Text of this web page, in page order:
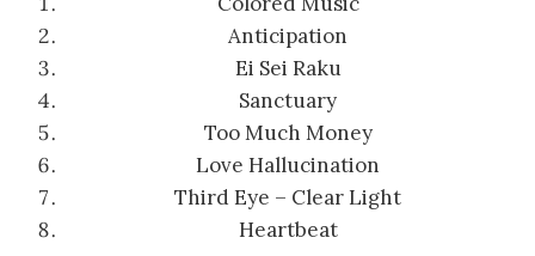
Anticipation
Ei Sei Raku
Sanctuary
Too Much Money
Love Hallucination
Third Eye – Clear Light
Heartbeat